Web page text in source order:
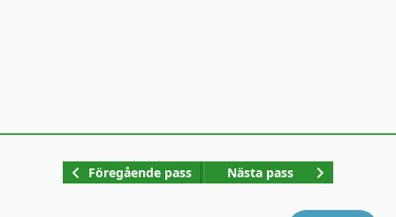
Föregående pass Nästa pass